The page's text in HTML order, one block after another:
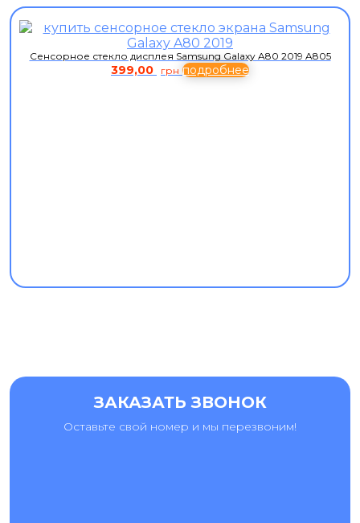
Сенсорное стекло дисплея Samsung Galaxy A80 2019 A805
399,00 грн подробнее
ЗАКАЗАТЬ ЗВОНОК
Оставьте свой номер и мы перезвоним!